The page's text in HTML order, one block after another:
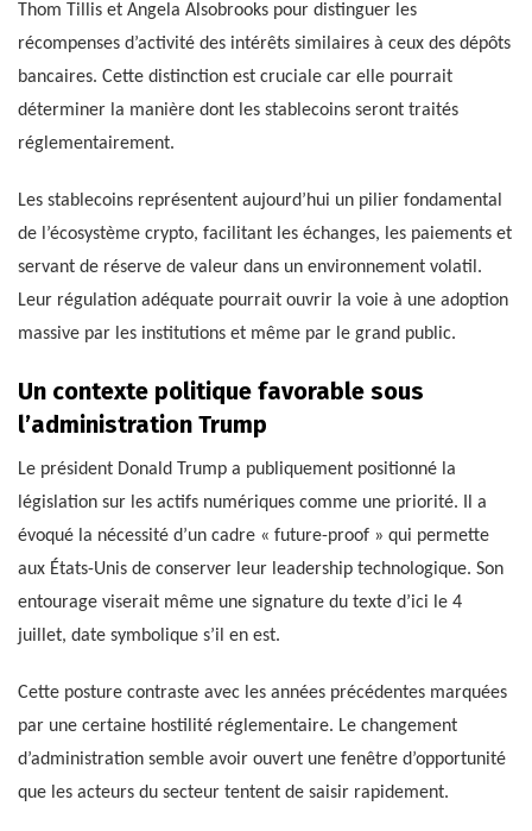
Thom Tillis et Angela Alsobrooks pour distinguer les
récompenses d’activité des intérêts similaires à ceux des dépôts
bancaires. Cette distinction est cruciale car elle pourrait
déterminer la manière dont les stablecoins seront traités
réglementairement.
Les stablecoins représentent aujourd’hui un pilier fondamental
de l’écosystème crypto, facilitant les échanges, les paiements et
servant de réserve de valeur dans un environnement volatil.
Leur régulation adéquate pourrait ouvrir la voie à une adoption
massive par les institutions et même par le grand public.
Un contexte politique favorable sous
l’administration Trump
Le président Donald Trump a publiquement positionné la
législation sur les actifs numériques comme une priorité. Il a
évoqué la nécessité d’un cadre « future-proof » qui permette
aux États-Unis de conserver leur leadership technologique. Son
entourage viserait même une signature du texte d’ici le 4
juillet, date symbolique s’il en est.
Cette posture contraste avec les années précédentes marquées
par une certaine hostilité réglementaire. Le changement
d’administration semble avoir ouvert une fenêtre d’opportunité
que les acteurs du secteur tentent de saisir rapidement.